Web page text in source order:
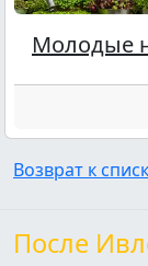
Молодые
Возврат к
После